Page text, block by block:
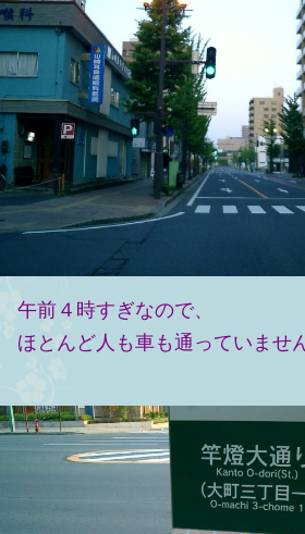
午前４時すぎなので、
ほとんど人も車も通っていませ